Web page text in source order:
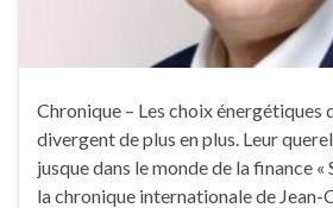
Chronique – Les choix énergétiques
divergent de plus en plus. Leur
jusque dans le monde de la finance «
la chronique internationale de Jean-